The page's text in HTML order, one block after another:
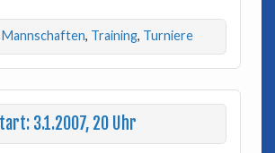
Mannschaften, Training, Turniere
3.1.2007, 20 Uhr